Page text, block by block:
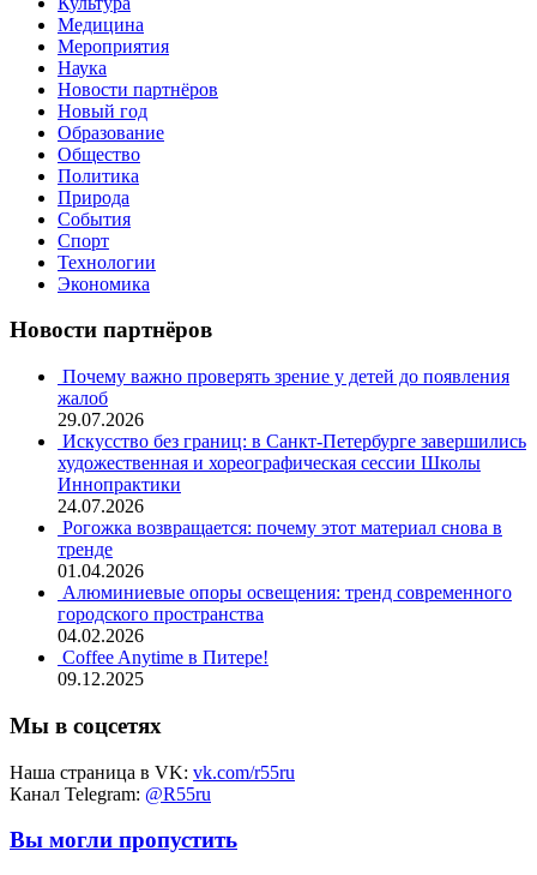
Медицина
Мероприятия
Наука
Новости партнёров
Новый год
Образование
Общество
Политика
Природа
События
Спорт
Технологии
Экономика
Новости партнёров
Почему важно проверять зрение у детей до появления
жалоб
29.07.2026
Искусство без границ: в Санкт-Петербурге завершились
художественная и хореографическая сессии Школы
Иннопрактики
24.07.2026
Рогожка возвращается: почему этот материал снова в
тренде
01.04.2026
Алюминиевые опоры освещения: тренд современного
городского пространства
04.02.2026
Coffee Anytime в Питере!
09.12.2025
Мы в соцсетях
Наша страница в VK: vk.com/r55ru
Канал Telegram: @R55ru
Вы могли пропустить